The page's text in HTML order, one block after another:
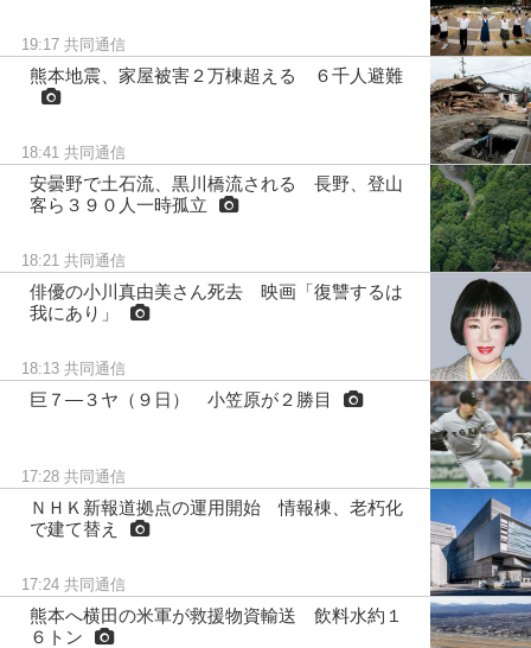
19:17 共同通信
熊本地震、家屋被害２万棟超える ６千人避難
18:41 共同通信
安曇野で土石流、黒川橋流される 長野、登山
客ら３９０人一時孤立
18:21 共同通信
俳優の小川真由美さん死去 映画「復讐するは
我にあり」
18:13 共同通信
巨７―３ヤ（９日） 小笠原が２勝目
17:28 共同通信
ＮＨＫ新報道拠点の運用開始 情報棟、老朽化
で建て替え
17:24 共同通信
熊本へ横田の米軍が救援物資輸送 飲料水約１
６トン